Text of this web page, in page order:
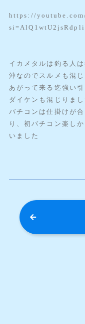
https://
イカメタルは釣る人
沖なのでスルメも混
あがって来る迄強い
ダイケンも混じりま
バチコンは仕掛けが
り、初バチコン楽し
いました